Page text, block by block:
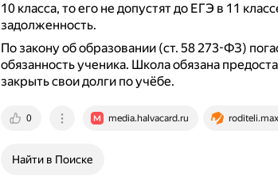
10 класса, то его не допустят до ЕГЭ в 11
задолженность.
По закону об образовании (ст. 58 273-ФЗ)
обязанность ученика. Школа обязана
закрыть свои долги по учёбе.
0 media.halvacard.ru
Найти в Поиске